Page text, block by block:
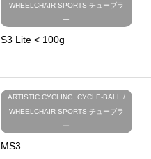
WHEELCHAIR SPORTS チューブラ
ー
S3 Lite < 100g
ARTISTIC CYCLING, CYCLE-BALL /
WHEELCHAIR SPORTS チューブラ
ー
MS3